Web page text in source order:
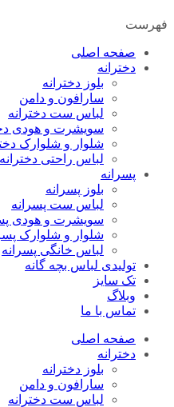
فهرست
صفحه اصلی
دخترانه
بلوز دخترانه
سارافون و دامن
لباس ست دخترانه
سویشرت و هودی
شلوار و شلوارک
لباس راحتی دخترانه
پسرانه
بلوز پسرانه
لباس ست پسرانه
سویشرت و هودی
شلوار و شلوارک
لباس خانگی پسرانه
تولیدی لباس بچه گانه
تک سایز
وبلاگ
تماس با ما
صفحه اصلی
دخترانه
بلوز دخترانه
سارافون و دامن
لباس ست دخترانه